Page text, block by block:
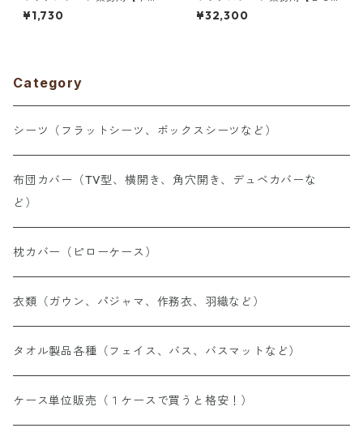
品】綿70% ポリ30％ 100×21
0+40cm シングルサイズ 総ゴ
¥1,730
枚入り】綿70% ポリ30％ 10
0×210+40cm シングルサイ
¥32,300
Category
シーツ（フラットシーツ、ボックスシーツなど）
布団カバー（TV型、横開き、角穴開き、デュベカバーな
ど）
枕カバー（ピローケース）
衣類（ガウン、パジャマ、作務衣、羽織など）
タオル製品各種（フェイス、バス、バスマットなど）
ケース単位販売（１ケースで買うと格安！）